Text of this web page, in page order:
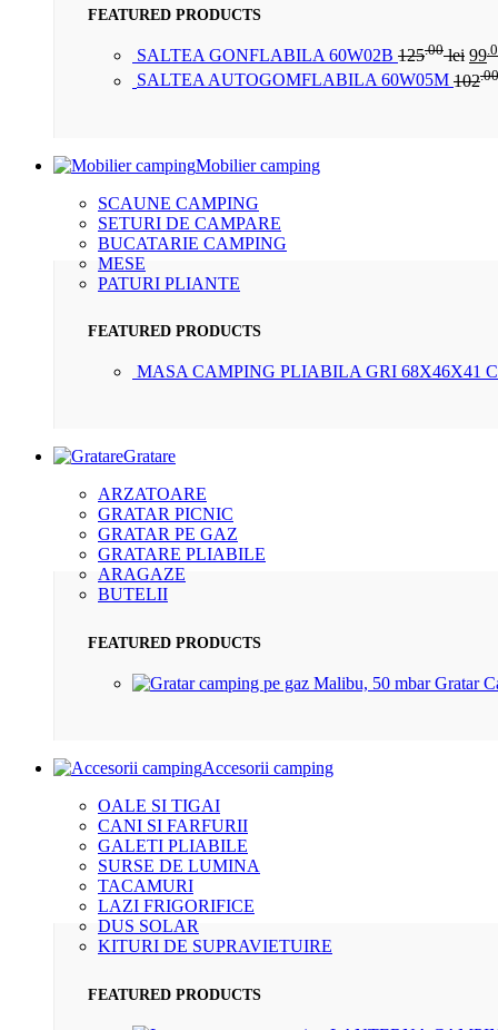
FEATURED PRODUCTS
SALTEA GONFLABILA 60W02B 125.00 lei 99
SALTEA AUTOGOMFLABILA 60W05M 102.00
Mobilier camping
SCAUNE CAMPING
SETURI DE CAMPARE
BUCATARIE CAMPING
MESE
PATURI PLIANTE
FEATURED PRODUCTS
MASA CAMPING PLIABILA GRI 68X46X41
Gratare
ARZATOARE
GRATAR PICNIC
GRATAR PE GAZ
GRATARE PLIABILE
ARAGAZE
BUTELII
FEATURED PRODUCTS
Gratar
Accesorii camping
OALE SI TIGAI
CANI SI FARFURII
GALETI PLIABILE
SURSE DE LUMINA
TACAMURI
LAZI FRIGORIFICE
DUS SOLAR
KITURI DE SUPRAVIETUIRE
FEATURED PRODUCTS